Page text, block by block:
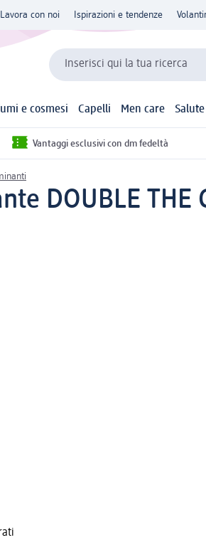
Lavora con noi Ispirazioni e tendenze
Inserisci qui la tua ricerca
e cosmesi Capelli Men care Salute
Vantaggi esclusivi con dm fedeltà
DOUBLE THE